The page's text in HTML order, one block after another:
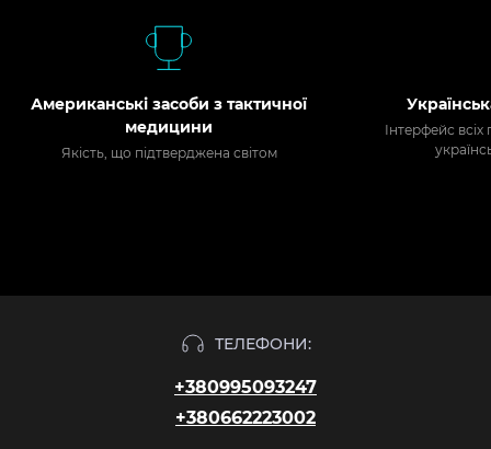
Американські засоби з тактичної
медицини
Якість, що підтверджена світом
Інтерфейс
ТЕЛЕФОНИ:
+380995093247
+380662223002